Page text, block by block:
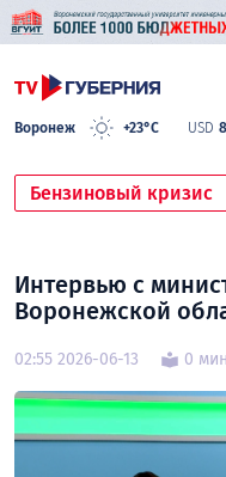
Воронеж +23°C USD
Бензиновый кризис
Интервью с
Воронежской
02:55 2026-06-13 0 мин